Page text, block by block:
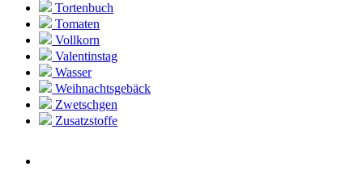
Tortenbuch
Tomaten
Vollkorn
Valentinstag
Wasser
Weihnachtsgebäck
Zwetschgen
Zusatzstoffe